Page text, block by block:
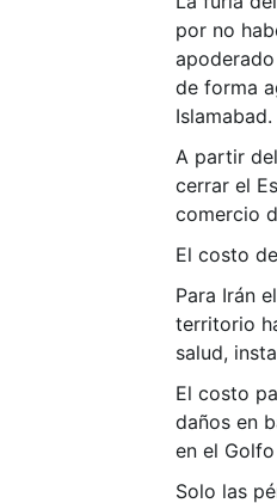
por no
de forma
Islamabad.
A partir
cerrar el
comercio
El costo
Para Irán
territorio
salud,
El costo
daños en
en el
Solo las